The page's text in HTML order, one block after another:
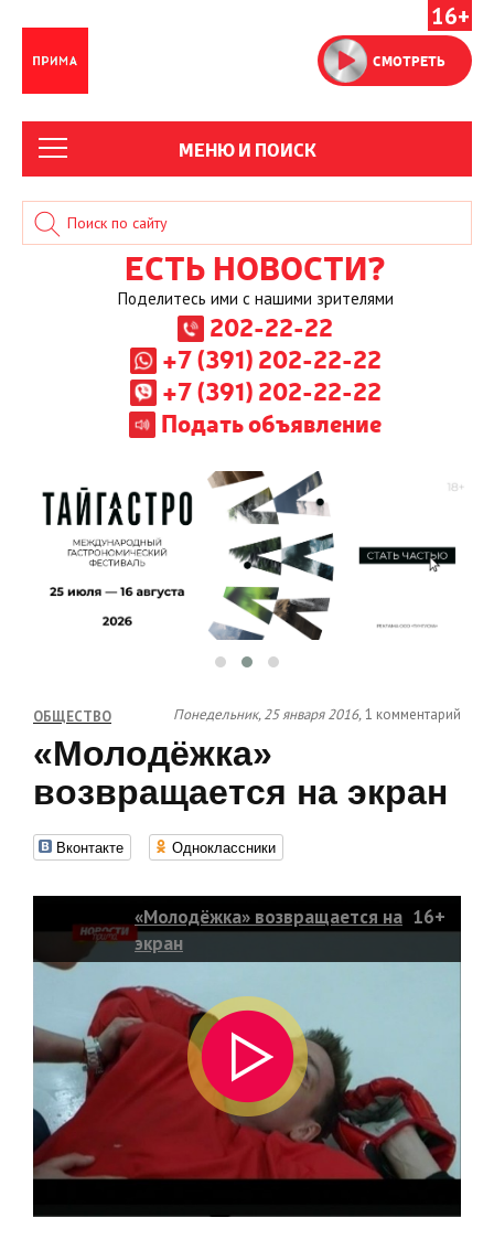
16+
СМОТРЕТЬ
МЕНЮ И ПОИСК
ЕСТЬ НОВОСТИ?
Поделитесь ими с нашими зрителями
202-22-22
+7 (391) 202-22-22
+7 (391) 202-22-22
Подать объявление
ОБЩЕСТВО Понедельник, 25 января 2016,1 комментарий
«Молодёжка»
возвращается на экран
Вконтакте Одноклассники
«Молодёжка» возвращается на
экран
16+